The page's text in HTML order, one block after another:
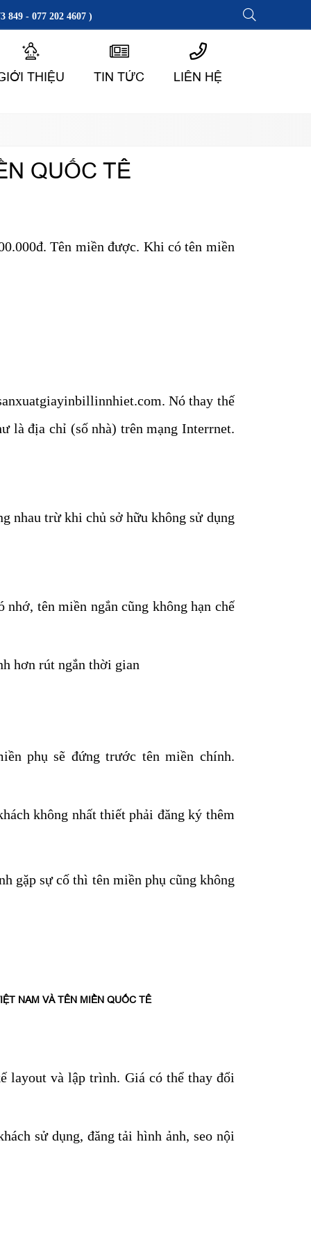
- 077 202 4607 )
THIỆU TIN TỨC LIÊN HỆ
QUỐC TÊ
Tên miền được. Khi có tên miền
Nó thay thế
là địa chỉ (số nhà) trên mạng Interrnet.
nhau trừ khi chủ sở hữu không sử dụng
tên miền ngắn cũng không hạn chế
hơn rút ngắn thời gian
phụ sẽ đứng trước tên miền chính.
không nhất thiết phải đăng ký thêm
gặpsự cố thì tên miền phụ cũng không
layout và lập trình. Giá có thể thay đổi
sử dụng, đăng tải hình ảnh, seo nội